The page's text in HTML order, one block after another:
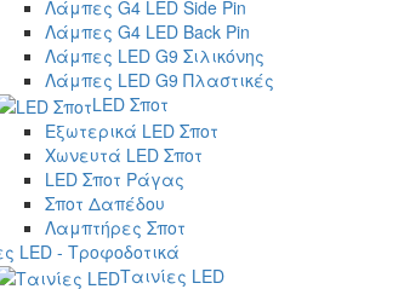
Λάμπες G4 LED Side Pin
Λάμπες G4 LED Back Pin
Λάμπες LED G9 Σιλικόνης
Λάμπες LED G9 Πλαστικές
LED Σποτ
Εξωτερικά LED Σποτ
Χωνευτά LED Σποτ
LED Σποτ Ράγας
Σποτ Δαπέδου
Λαμπτήρες Σποτ
LED - Τροφοδοτικά
Ταινίες LED